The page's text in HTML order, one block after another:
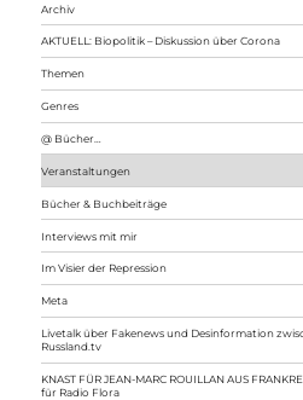
Archiv
AKTUELL: Biopolitik – Diskussion über Corona
Themen
Genres
@ Bücher…
Veranstaltungen
Bücher & Buchbeiträge
Interviews mit mir
Im Visier der Repression
Meta
Livetalk über Fakenews und Desinformation
Russland.tv
KNAST FÜR JEAN-MARC ROUILLAN AUS
für Radio Flora